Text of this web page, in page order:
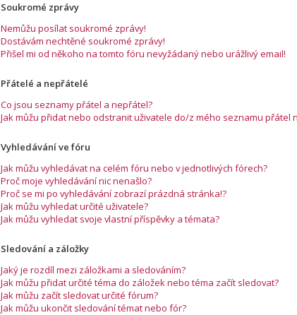
Soukromé zprávy
Nemůžu posílat soukromé zprávy!
Dostávám nechtěné soukromé zprávy!
Přišel mi od někoho na tomto fóru nevyžádaný nebo urážlivý email!
Přátelé a nepřátelé
Co jsou seznamy přátel a nepřátel?
Jak můžu přidat nebo odstranit uživatele do/z mého seznamu přátel
Vyhledávání ve fóru
Jak můžu vyhledávat na celém fóru nebo v jednotlivých fórech?
Proč moje vyhledávání nic nenašlo?
Proč se mi po vyhledávání zobrazí prázdná stránka!?
Jak můžu vyhledat určité uživatele?
Jak můžu vyhledat svoje vlastní příspěvky a témata?
Sledování a záložky
Jaký je rozdíl mezi záložkami a sledováním?
Jak můžu přidat určité téma do záložek nebo téma začít sledovat?
Jak můžu začít sledovat určité fórum?
Jak můžu ukončit sledování témat nebo fór?